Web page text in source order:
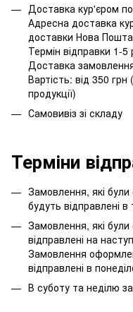
Доставка кур'єром по
Адресна доставка
доставки Нова Пошта
Термін відправки 1-5
Доставка
Вартість: від 350 грн
продукції)
Самовивіз зі складу
Терміни
Замовлення, які
будуть відправлені
Замовлення, які
відправлені на
Замовлення
відправлені в
В суботу та неділю